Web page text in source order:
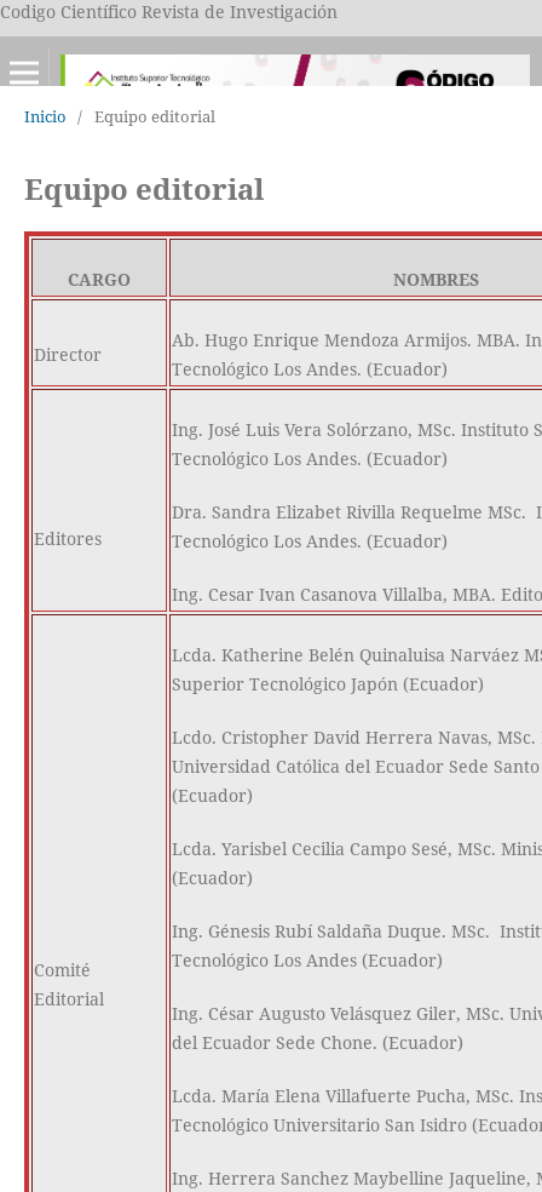
Codigo Científico Revista de Investigación
Inicio / Equipo editorial
Equipo editorial
CARGO NOMBRES
Director
Ab. Hugo Enrique Mendoza Armijos. MBA.
Tecnológico Los Andes. (Ecuador)
Editores
Ing. José Luis Vera Solórzano, MSc. Instituto
Tecnológico Los Andes. (Ecuador)
Dra. Sandra Elizabet Rivilla Requelme
Tecnológico Los Andes. (Ecuador)
Ing. Cesar Ivan Casanova Villalba, MBA.
Comité
Editorial
Lcda. Katherine Belén Quinaluisa Narváez
Superior Tecnológico Japón (Ecuador)
Lcdo. Cristopher David Herrera Navas, MSc.
Universidad Católica del Ecuador Sede
(Ecuador)
Lcda. Yarisbel Cecilia Campo Sesé, MSc.
(Ecuador)
Ing. Génesis Rubí Saldaña Duque. MSc.
Tecnológico Los Andes (Ecuador)
Ing. César Augusto Velásquez Giler, MSc.
del Ecuador Sede Chone. (Ecuador)
Lcda. María Elena Villafuerte Pucha, MSc.
Tecnológico Universitario San Isidro
Ing. Herrera Sanchez Maybelline Jaqueline,